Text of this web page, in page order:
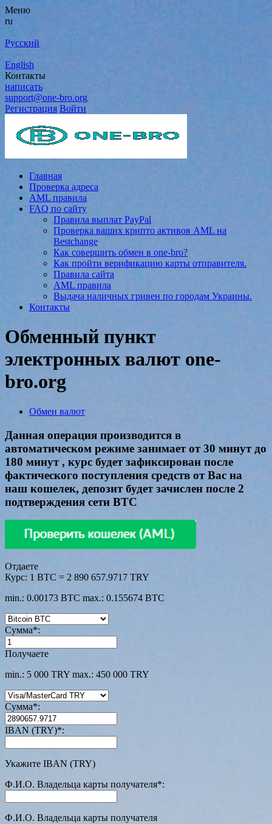
Меню
ru
Русский
English
Контакты
написать
support@one-bro.org
Регистрация Войти
Главная
Проверка адреса
AML правила
FAQ по сайту
Правила выплат PayPal
Проверка ваших крипто активов AML на
Bestchange
Как совершить обмен в one-bro?
Как пройти верификацию карты отправителя.
Правила сайта
AML правила
Выдача наличных гривен по городам Украины.
Контакты
Обменный пункт
электронных валют one-
bro.org
Обмен валют
Данная операция производится в
автоматическом режиме занимает от 30 минут до
180 минут , курс будет зафиксирован после
фактического поступления средств от Вас на
наш кошелек, депозит будет зачислен после 2
подтверждения сети BTC
Отдаете
Курс: 1 BTC = 2 890 657.9717 TRY
min.: 0.00173 BTC max.: 0.155674 BTC
Сумма*:
Получаете
min.: 5 000 TRY max.: 450 000 TRY
Сумма*:
IBAN (TRY)*:
Укажите IBAN (TRY)
Ф.И.О. Владельца карты получателя*:
Ф.И.О. Владельца карты получателя